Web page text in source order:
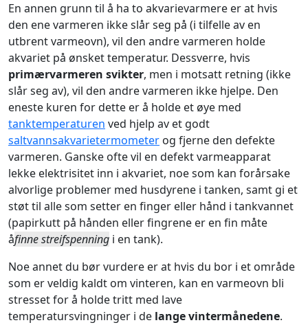
En annen grunn til å ha to akvarievarmere er at hvis
den ene varmeren ikke slår seg på (i tilfelle av en
utbrent varmeovn), vil den andre varmeren holde
akvariet på ønsket temperatur. Dessverre, hvis
primærvarmeren svikter, men i motsatt retning (ikke
slår seg av), vil den andre varmeren ikke hjelpe. Den
eneste kuren for dette er å holde et øye med
tanktemperaturen ved hjelp av et godt
saltvannsakvarietermometer og fjerne den defekte
varmeren. Ganske ofte vil en defekt varmeapparat
lekke elektrisitet inn i akvariet, noe som kan forårsake
alvorlige problemer med husdyrene i tanken, samt gi et
støt til alle som setter en finger eller hånd i tankvannet
(papirkutt på hånden eller fingrene er en fin måte
åfinne streifspenning i en tank).
Noe annet du bør vurdere er at hvis du bor i et område
som er veldig kaldt om vinteren, kan en varmeovn bli
stresset for å holde tritt med lave
temperatursvingninger i de lange vintermånedene.